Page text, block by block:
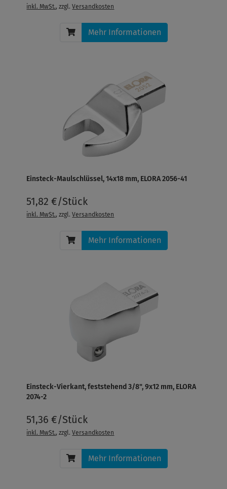
inkl. MwSt., zzgl.Versandkosten
Mehr Informationen
Einsteck-Maulschlüssel, 14x18 mm, ELORA 2056-41
51,82 €/Stück
inkl. MwSt., zzgl.Versandkosten
Mehr Informationen
Einsteck-Vierkant, feststehend 3/8", 9x12 mm, ELORA
2074-2
51,36 €/Stück
inkl. MwSt., zzgl.Versandkosten
Mehr Informationen